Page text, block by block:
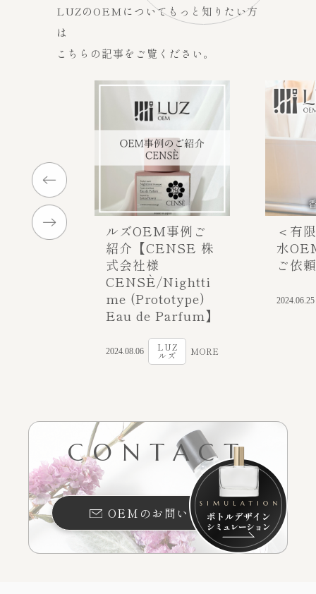
LUZのOEMについてもっと知りたい方
は
こちらの記事をご覧ください。
ルズOEM事例ご
紹介【CENSE 株
式会社様
CENSÈ/Nightti
me (Prototype)
Eau de Parfum】
2024.08.06 LUZ
ルズ MORE
＜有
水
ご依
2024.06.25
CONTACT
OEMのお問い合わせ